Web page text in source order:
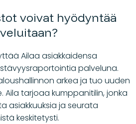
voivat hyödyntää
Ailaa asiakkaidensa
palveluna.
arkea ja tuo uuden
Aila tarjoaa kumppanitilin, jonka
asiakkuuksia ja seurata
keskitetysti.